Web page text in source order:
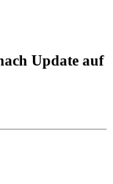
Update auf